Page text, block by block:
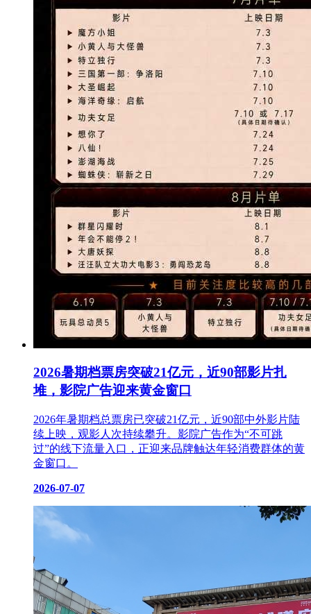
2026暑期档票房突破21亿元，近90部影片扎
堆，影院广告迎来黄金窗口
2026年暑期档总票房已突破21亿元，近90部中外影片陆
续上映，观影人次持续攀升。影院广告作为“不可跳
过”的线下流量入口，正迎来品牌触达年轻消费群体的黄
金窗口。
2026-07-07